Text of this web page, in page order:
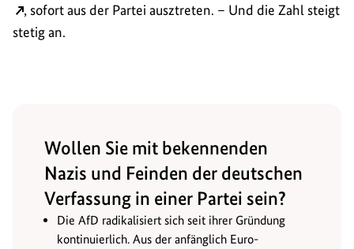
, sofort aus der Partei ausztreten. – Und die Zahl steigt
stetig an.
Wollen Sie mit bekennenden
Nazis und Feinden der deutschen
Verfassung in einer Partei sein?
Die AfD radikalisiert sich seit ihrer Gründung
kontinuierlich. Aus der anfänglich Euro-